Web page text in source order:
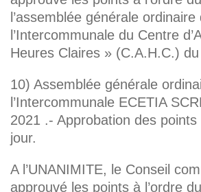
l’assemblée générale ordinaire
l’Intercommunale du Centre
Heures Claires » (C.A.H.C.)
10) Assemblée générale
l’Intercommunale ECETIA
2021 .- Approbation des points
jour.
A l’UNANIMITE, le Conseil
approuvé les points à l’ordre